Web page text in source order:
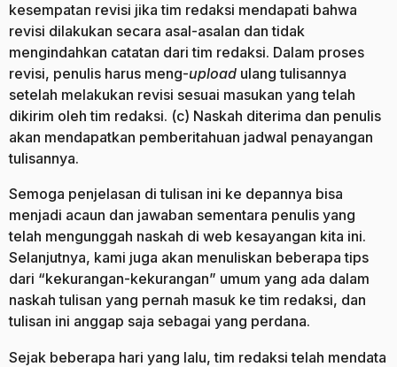
kesempatan revisi jika tim redaksi mendapati bahwa
revisi dilakukan secara asal-asalan dan tidak
mengindahkan catatan dari tim redaksi. Dalam proses
revisi, penulis harus meng-upload ulang tulisannya
setelah melakukan revisi sesuai masukan yang telah
dikirim oleh tim redaksi. (c) Naskah diterima dan penulis
akan mendapatkan pemberitahuan jadwal penayangan
tulisannya.
Semoga penjelasan di tulisan ini ke depannya bisa
menjadi acaun dan jawaban sementara penulis yang
telah mengunggah naskah di web kesayangan kita ini.
Selanjutnya, kami juga akan menuliskan beberapa tips
dari “kekurangan-kekurangan” umum yang ada dalam
naskah tulisan yang pernah masuk ke tim redaksi, dan
tulisan ini anggap saja sebagai yang perdana.
Sejak beberapa hari yang lalu, tim redaksi telah mendata